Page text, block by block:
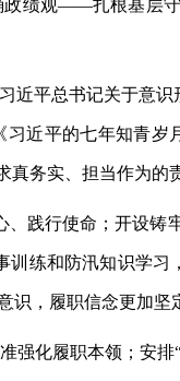
政绩观——扎根基层
近平总书记关于意
近平的七年知青岁
务实、担当作为的
践行使命；开设铸
练和防汛知识学习
识，履职信念更加坚
强化履职本领；安排